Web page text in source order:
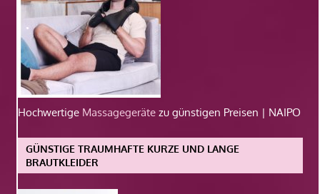
Hochwertige Massagegeräte zu günstigen Preisen | NAIPO
GÜNSTIGE TRAUMHAFTE KURZE UND LANGE
BRAUTKLEIDER